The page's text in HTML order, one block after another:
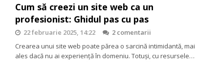
Cum să creezi un site web ca un
profesionist: Ghidul pas cu pas
22 februarie 2025, 14:22
2 comentarii
Crearea unui site web poate părea o sarcină intimidantă, mai
ales dacă nu ai experiență în domeniu. Totuși, cu resursele…